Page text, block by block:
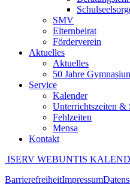
SMV
Elternbeirat
Förderverein
Aktuelles
Aktuelles
50 Jahre
Service
Kalender
Unterrichtszeiten &
Fehlzeiten
Mensa
Kontakt
ISERV WEBUNTIS
BarrierefreiheitImpressum